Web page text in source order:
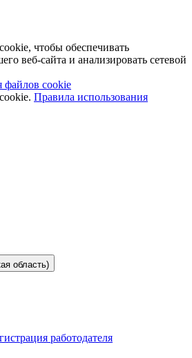
чтобы обеспечивать
веб-сайта и анализировать сетевой
файлов cookie
Правила использования
область)
работодателя